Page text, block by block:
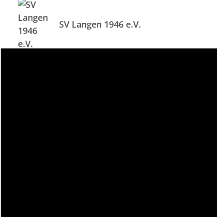
SV Langen 1946 e.V.